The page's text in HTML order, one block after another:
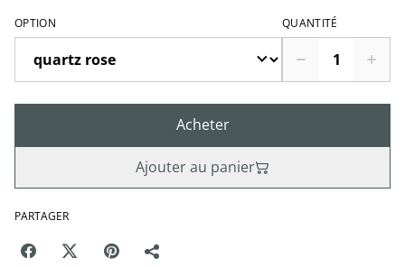
OPTION QUANTITÉ
Acheter
Ajouter au panier
PARTAGER